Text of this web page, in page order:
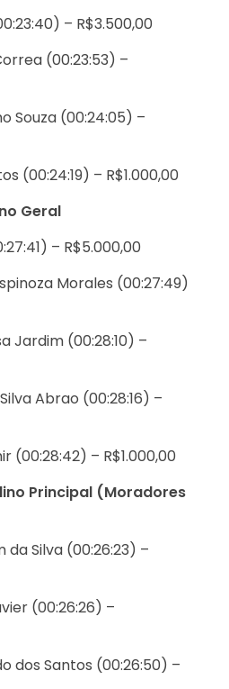
– R$3.500,00
(00:23:53) –
Souza (00:24:05) –
(00:24:19) – R$1.000,00
Geral
– R$5.000,00
Morales (00:27:49)
Jardim (00:28:10) –
Abrao (00:28:16) –
(00:28:42) – R$1.000,00
Principal (Moradores
da Silva (00:26:23) –
(00:26:26) –
dos Santos (00:26:50) –